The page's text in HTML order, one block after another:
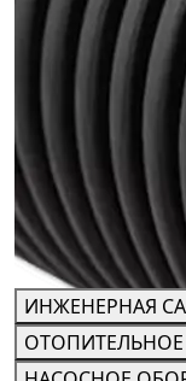
ИНЖЕНЕРНАЯ